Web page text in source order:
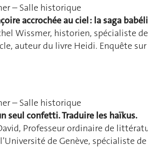
– Salle historique
accrochée au ciel : la saga
Wissmer, historien, spécialiste
auteur du livre Heidi. Enquête
– Salle historique
seul confetti. Traduire les haïkus.
Professeur ordinaire de
de Genève, spécialiste